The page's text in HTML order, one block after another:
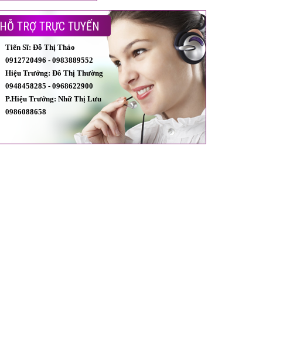
HỖ TRỢ TRỰC TUYẾN
Tiến Sĩ: Đỗ Thị Thảo
0912720496 - 0983889552
Hiệu Trưởng: Đỗ Thị Thường
0948458285 - 0968622900
P.Hiệu Trưởng: Nhữ Thị Lưu
0986088658